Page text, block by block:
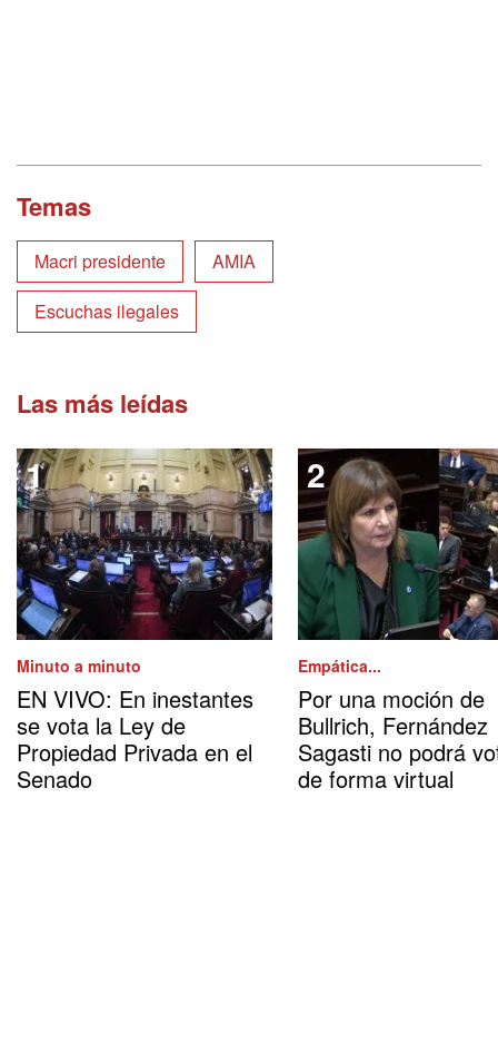
Temas
Macri presidente
AMIA
Escuchas ilegales
Las más leídas
Minuto a minuto
EN VIVO: En inestantes
se vota la Ley de
Propiedad Privada en el
Senado
Empática...
Por una moción de
Bullrich, Fernández
Sagasti no podrá
de forma virtual